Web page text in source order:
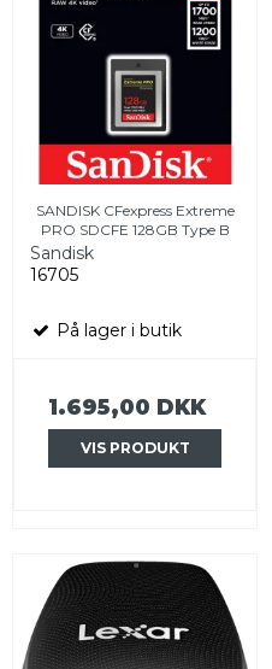
SANDISK CFexpress Extreme
PRO SDCFE 128GB Type B
Sandisk
16705
På lager i butik
1.695,00 DKK
VIS PRODUKT